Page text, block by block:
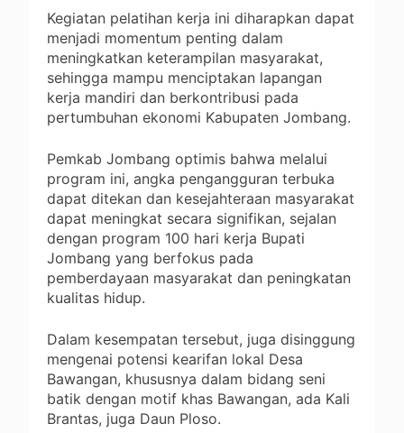
Kegiatan pelatihan kerja ini diharapkan dapat
menjadi momentum penting dalam
meningkatkan keterampilan masyarakat,
sehingga mampu menciptakan lapangan
kerja mandiri dan berkontribusi pada
pertumbuhan ekonomi Kabupaten Jombang.
Pemkab Jombang optimis bahwa melalui
program ini, angka pengangguran terbuka
dapat ditekan dan kesejahteraan masyarakat
dapat meningkat secara signifikan, sejalan
dengan program 100 hari kerja Bupati
Jombang yang berfokus pada
pemberdayaan masyarakat dan peningkatan
kualitas hidup.
Dalam kesempatan tersebut, juga disinggung
mengenai potensi kearifan lokal Desa
Bawangan, khususnya dalam bidang seni
batik dengan motif khas Bawangan, ada Kali
Brantas, juga Daun Ploso.